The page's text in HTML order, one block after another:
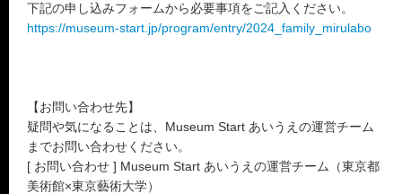
下記の申し込みフォームから必要事項をご記入ください。
https://museum-start.jp/program/entry/2024_family_mirulabo
【お問い合わせ先】
疑問や気になることは、Museum Start あいうえの運営チーム
までお問い合わせください。
[ お問い合わせ ] Museum Start あいうえの運営チーム（東京都
美術館×東京藝術大学）